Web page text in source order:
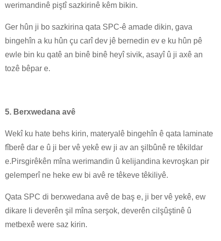
werimandinê piştî sazkirinê kêm bikin.
Ger hûn ji bo sazkirina qata SPC-ê amade dikin, gava
bingehîn a ku hûn çu carî dev jê bernedin ev e ku hûn pê
ewle bin ku qatê an binê binê heyî sivik, asayî û ji axê an
tozê bêpar e.
5. Berxwedana avê
Wekî ku hate behs kirin, materyalê bingehîn ê qata laminate
fîberê dar e û ji ber vê yekê ew ji av an şilbûnê re têkildar
e.Pirsgirêkên mîna werimandin û kelijandina kevroşkan pir
gelemperî ne heke ew bi avê re têkeve têkiliyê.
Qata SPC di berxwedana avê de baş e, ji ber vê yekê, ew
dikare li deverên şil mîna serşok, deverên cilşûştinê û
metbexê were saz kirin.